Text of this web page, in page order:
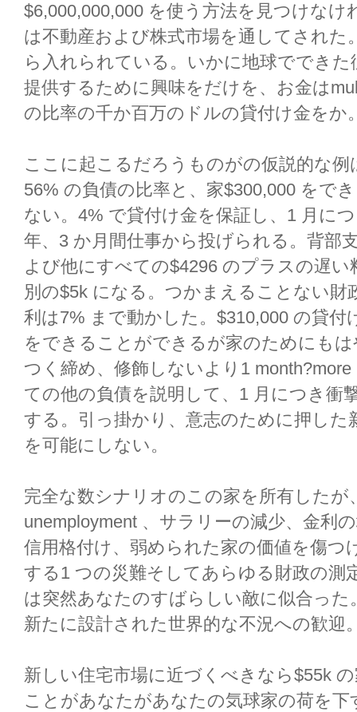
$6,000,000,000 を使う方法を見つけな
は不動産および株式市場を通してされ
ら入れられている。いかに地球ででき
提供するために興味をだけを、お金は
の比率の千か百万のドルの貸付け金をか
ここに起こるだろうものがの仮説的な
56% の負債の比率と、家$300,000 をで
ない。4% で貸付け金を保証し、1 月に
年、3 か月間仕事から投げられる。背部
よび他にすべての$4296 のプラスの遅
別の$5k になる。つかまえることない
利は7% まで動かした。$310,000 の貸付
をできることができるが家のためにも
つく締め、修飾しないより1
ての他の負債を説明して、1 月につき衝
する。引っ掛かり、意志のために押し
を可能にしない。
完全な数シナリオのこの家を所有したが
unemployment 、サラリーの減少、金利
信用格付け、弱められた家の価値を傷つ
する1 つの災難そしてあらゆる財政の測
は突然あなたのすばらしい敵に似合っ
新たに設計された世界的な不況への歓迎
新しい住宅市場に近づくべきなら$55k
ことがあなたがあなたの気球家の荷を